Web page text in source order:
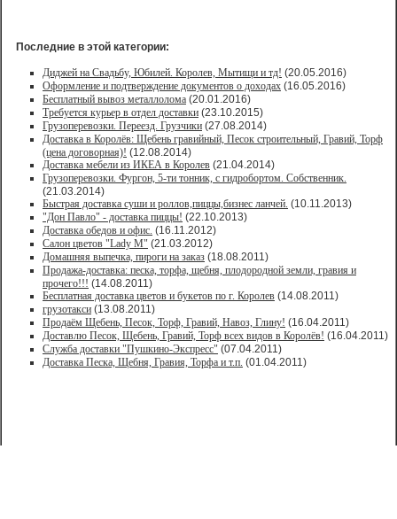
Последние в этой категории:
Диджей на Свадьбу, Юбилей. Королев, Мытищи и тд! (20.05.2016)
Оформление и подтверждение документов о доходах (16.05.2016)
Бесплатный вывоз металлолома (20.01.2016)
Требуется курьер в отдел доставки (23.10.2015)
Грузоперевозки. Переезд. Грузчики (27.08.2014)
Доставка в Королёв: Щебень гравийный, Песок строительный, Гравий, Торф
(цена договорная)! (12.08.2014)
Доставка мебели из ИКЕА в Королев (21.04.2014)
Грузоперевозки. Фургон, 5-ти тонник, с гидробортом. Собственник.
(21.03.2014)
Быстрая доставка суши и роллов,пиццы,бизнес ланчей. (10.11.2013)
"Дон Павло" - доставка пиццы! (22.10.2013)
Доставка обедов и офис. (16.11.2012)
Салон цветов "Lady M" (21.03.2012)
Домашняя выпечка, пироги на заказ (18.08.2011)
Продажа-доставка: песка, торфа, щебня, плодородной земли, гравия и
прочего!!! (14.08.2011)
Бесплатная доставка цветов и букетов по г. Королев (14.08.2011)
грузотакси (13.08.2011)
Продаём Щебень, Песок, Торф, Гравий, Навоз, Глину! (16.04.2011)
Доставлю Песок, Щебень, Гравий, Торф всех видов в Королёв! (16.04.2011)
Служба доставки "Пушкино-Экспресс" (07.04.2011)
Доставка Песка, Щебня, Гравия, Торфа и т.п. (01.04.2011)